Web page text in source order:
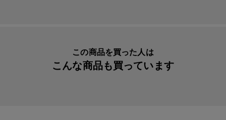
そして、このキャップレス万年筆のボディが細身になり軽
この商品を買った人は
こんな商品も買っています